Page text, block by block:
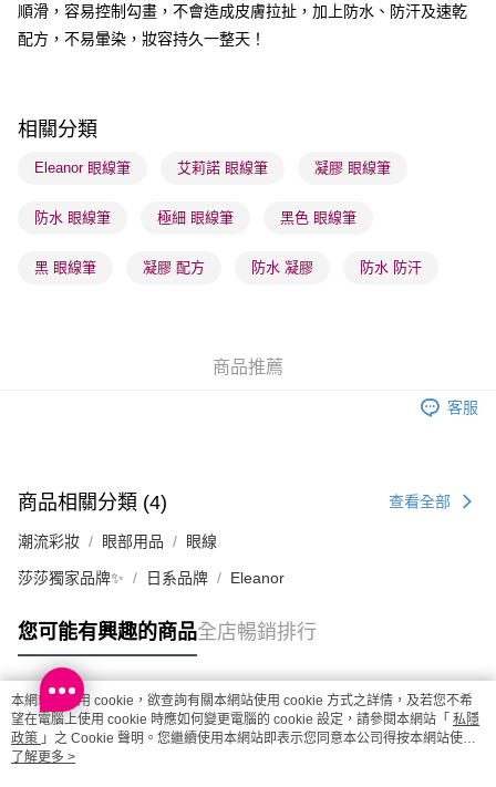
順豐站及營業點 - 確認發貨後1-3個工作天送達
每筆HK$65.00，滿HK$300.00或以上免運費
每筆HK$65.00，滿HK$300.00或以上免運費
(香港門市) 只顯示可選門市。確認發貨後2-5個工作天到店，3天內
取。逾期會取消訂單，並不會安排重寄
(澳門門市) 只顯示可選門市。確認發貨後2-5個工作天到店，3天內
澳門地區配送 - 確認發貨後1-4個工作天送達
順滑，容易控制勾畫，不會造成皮膚拉扯，加上防水、防汗及速乾
配方，不易暈染，妝容持久一整天！
相關分類
Eleanor 眼線筆 艾莉諾 眼線筆 凝膠 眼線筆
防水 眼線筆 極細 眼線筆 黑色 眼線筆
黑 眼線筆 凝膠 配方 防水 凝膠 防水 防汗
商品推薦
客服
商品相關分類 (4) 查看全部
潮流彩妝 眼部用品 眼線
莎莎獨家品牌✨ 日系品牌 Eleanor
您可能有興趣的商品全店暢銷排行
熱門標籤
熱銷排行
本網站中使用 cookie，欲查詢有關本網站使用 cookie 方式之詳情，及若您不希
望在電腦上使用 cookie 時應如何變更電腦的 cookie 設定，請參閱本網站「 私隱
政策 」之 Cookie 聲明。您繼續使用本網站即表示您同意本公司得按本網站使用
條款之 Cookie 聲明使用 cookie。
了解更多 >